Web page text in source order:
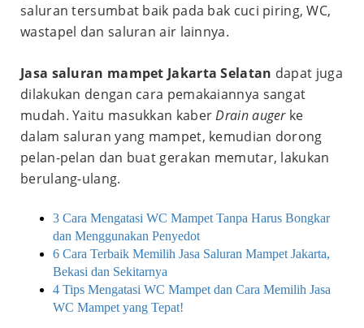
saluran tersumbat baik pada bak cuci piring, WC,
wastapel dan saluran air lainnya.
Jasa saluran mampet Jakarta Selatan dapat juga
dilakukan dengan cara pemakaiannya sangat
mudah. Yaitu masukkan kaberDrain auger ke
dalam saluran yang mampet, kemudian dorong
pelan-pelan dan buat gerakan memutar, lakukan
berulang-ulang.
3 Cara Mengatasi WC Mampet Tanpa Harus Bongkar
dan Menggunakan Penyedot
6 Cara Terbaik Memilih Jasa Saluran Mampet Jakarta,
Bekasi dan Sekitarnya
4 Tips Mengatasi WC Mampet dan Cara Memilih Jasa
WC Mampet yang Tepat!